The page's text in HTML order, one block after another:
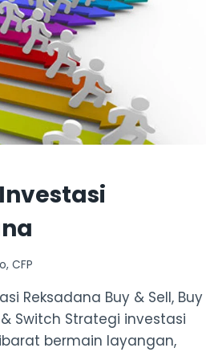
CFP
Reksadana Buy & Sell, Buy
Switch Strategi investasi
bermain layangan,